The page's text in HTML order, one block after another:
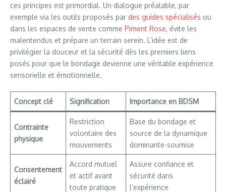
ces principes est primordial. Un dialogue préalable, par
exemple via les outils proposés par des guides spécialisés ou
dans les espaces de vente comme Piment Rose, évite les
malentendus et prépare un terrain serein. L’idée est de
privilégier la douceur et la sécurité dès les premiers liens
posés pour que le bondage devienne une véritable expérience
sensorielle et émotionnelle.
Concept clé Signification Importance en BDSM
Contrainte
physique
Restriction
volontaire des
mouvements
Base du bondage et
source de la dynamique
dominante-soumise
Consentement
éclairé
Accord mutuel
et actif avant
toute pratique
Assure confiance et
sécurité dans
l’expérience